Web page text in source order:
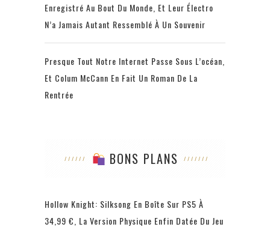
Enregistré Au Bout Du Monde, Et Leur Électro
N’a Jamais Autant Ressemblé À Un Souvenir
Presque Tout Notre Internet Passe Sous L’océan,
Et Colum McCann En Fait Un Roman De La
Rentrée
BONS PLANS
Hollow Knight: Silksong En Boîte Sur PS5 À
34,99 €, La Version Physique Enfin Datée Du Jeu